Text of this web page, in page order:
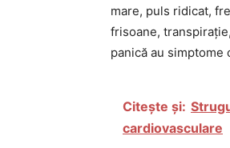
mare, puls ridicat,
frisoane,
panică au
Citește și:
cardiovasculare